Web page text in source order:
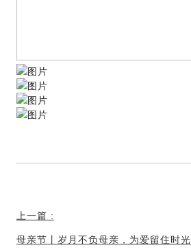
上一篇 :
母亲节丨岁月不负母亲，为爱留住时光